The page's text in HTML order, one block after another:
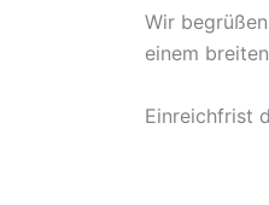
Wir
einem
Einreichfrist